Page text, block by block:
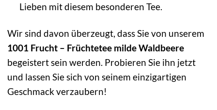
Lieben mit diesem besonderen Tee.
Wir sind davon überzeugt, dass Sie von unserem
1001 Frucht – Früchtetee milde Waldbeere
begeistert sein werden. Probieren Sie ihn jetzt
und lassen Sie sich von seinem einzigartigen
Geschmack verzaubern!